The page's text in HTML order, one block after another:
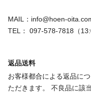
MAIL：info@hoen-
TEL： 097-578-7818（
返品送料
お客様都合による返品に
ただきます。 不良品に該